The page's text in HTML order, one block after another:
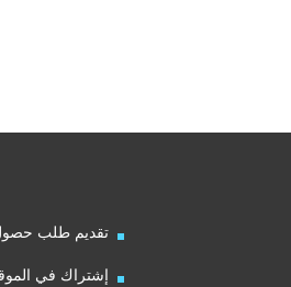
تقديم طلب
إشتراك في